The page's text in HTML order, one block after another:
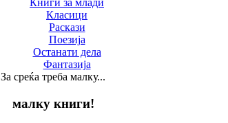
Книги за млади
Класици
Раскази
Поезија
Останати дела
Фантазија
За среќа треба малку...
малку книги!